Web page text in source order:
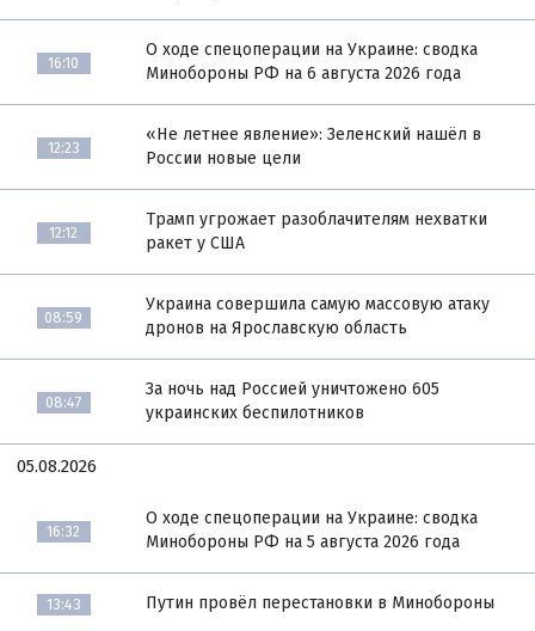
16:10
О ходе спецоперации на Украине: сводка
Минобороны РФ на 6 августа 2026 года
12:23
«Не летнее явление»: Зеленский нашёл в
России новые цели
12:12
Трамп угрожает разоблачителям нехватки
ракет у США
08:59
Украина совершила самую массовую атаку
дронов на Ярославскую область
08:47
За ночь над Россией уничтожено 605
украинских беспилотников
05.08.2026
16:32
О ходе спецоперации на Украине: сводка
Минобороны РФ на 5 августа 2026 года
13:43 Путин провёл перестановки в Минобороны